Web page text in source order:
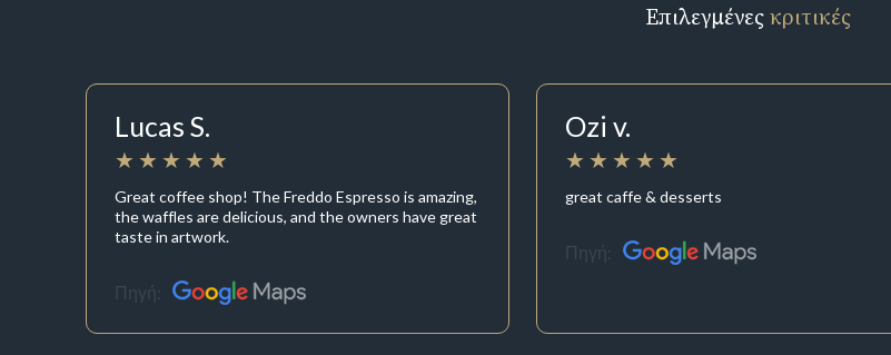
Επιλεγμένεςκριτικές
Lucas S.
Great coffee shop! The Freddo Espresso is amazing,
the waffles are delicious, and the owners have great
taste in artwork.
Πηγή:
Ozi v.
great caffe & desserts
Πηγή: